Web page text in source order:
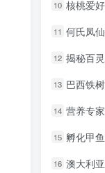
10 核桃爱好
11 何氏凤
12 揭秘百灵
13 巴西铁树
14 营养专
15 孵化甲
16 澳大利亚
10 核桃爱好
11 何氏凤
12 揭秘百灵
13 巴西铁树
14 营养专
15 孵化甲
16 澳大利亚